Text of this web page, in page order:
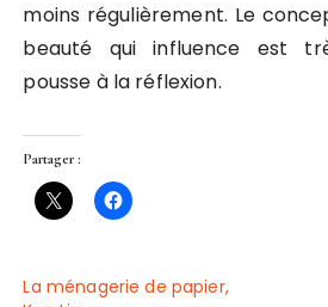
moins régulièrement. Le
beauté qui influence est
pousse à la réflexion.
Partager :
La ménagerie de papier,